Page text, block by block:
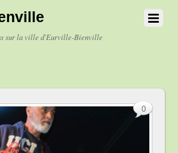
sur la ville d'Eurville-Bienville
0